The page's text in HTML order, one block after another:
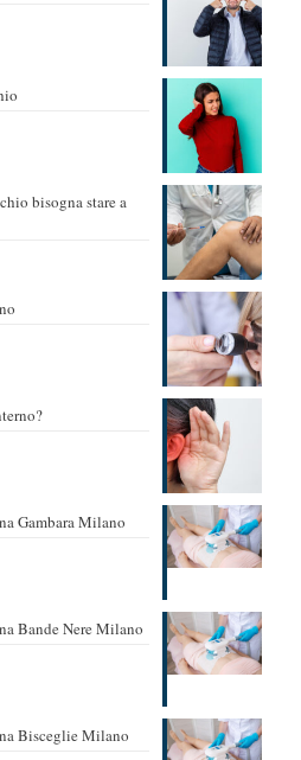
bisogna stare a
Gambara Milano
Bande Nere Milano
Bisceglie Milano